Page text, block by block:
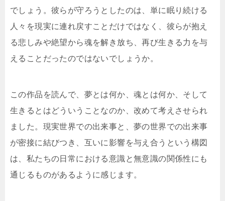
でしょう。彼らが守ろうとしたのは、単に眠り続ける
人々を現実に連れ戻すことだけではなく、彼らが抱え
る悲しみや絶望から魂を解き放ち、再び生きる力を与
えることだったのではないでしょうか。
この作品を読んで、夢とは何か、魂とは何か、そして
生きるとはどういうことなのか、改めて考えさせられ
ました。現実世界での出来事と、夢の世界での出来事
が密接に結びつき、互いに影響を与え合うという構図
は、私たちの日常における意識と無意識の関係性にも
通じるものがあるように感じます。